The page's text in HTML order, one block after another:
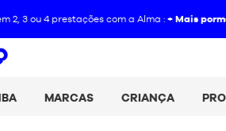
com a Alma :+ Mais pormenores
MARCAS CRIANÇA